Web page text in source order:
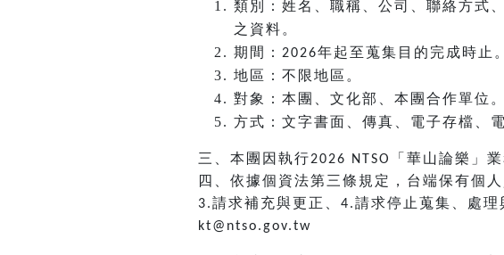
類別：姓名、職稱、公司、聯絡方式
之資料。
期間： 2026年起至蒐集目的完成時止。
地區：不限地區。
對象：本團、文化部、本團合作單位。
方式：文字書面、傳真、電子存檔、
三、本團因執行2026 NTSO
「華山論樂」
四、依據個資法第三條規定，台端保有個
3.請求補充與更正、 4.請求停止蒐集、處理
kt@ntso.gov.tw